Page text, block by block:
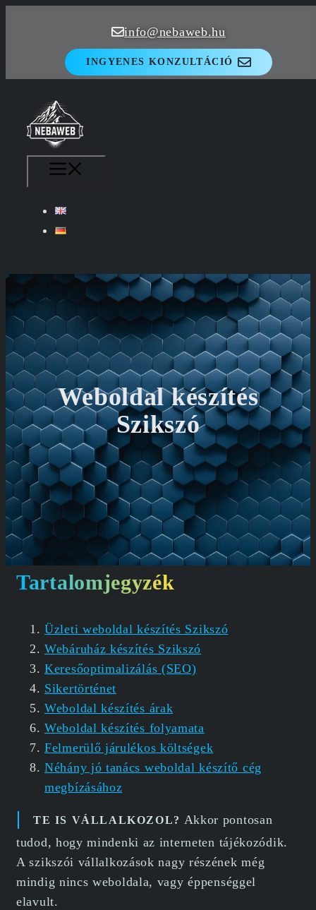
info@nebaweb.hu
INGYENES KONZULTÁCIÓ
Weboldal készítés
Szikszó
Tartalomjegyzék
Üzleti weboldal készítés Szikszó
Webáruház készítés Szikszó
Keresőoptimalizálás (SEO)
Sikertörténet
Weboldal készítés árak
Weboldal készítés folyamata
Felmerülő járulékos költségek
Néhány jó tanács weboldal készítő cég
megbízásához
TE IS VÁLLALKOZOL? Akkor pontosan
tudod, hogy mindenki az interneten tájékozódik.
A szikszói vállalkozások nagy részének még
mindig nincs weboldala, vagy éppenséggel
elavult.